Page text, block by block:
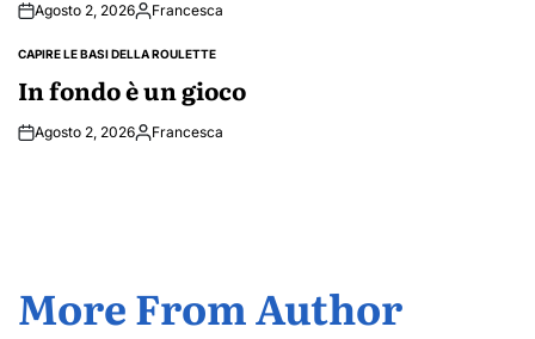
Agosto 2, 2026PostedFrancesca
POSTED
CAPIRE LE BASI DELLA ROULETTE
In fondo è un gioco
Agosto 2, 2026PostedFrancesca
More From Author